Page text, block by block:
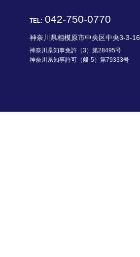
TEL: 042-750-0770
神奈川県相模原市中央区中央3-3-16
神奈川県知事免許（3）第28495号
神奈川県知事許可（般-5）第79333号